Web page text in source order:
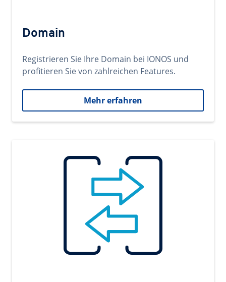
Domain
Registrieren Sie Ihre Domain bei IONOS und
profitieren Sie von zahlreichen Features.
Mehr erfahren